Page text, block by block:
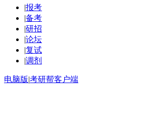
|报考
|备考
|研招
|论坛
|复试
|调剂
电脑版|考研帮客户端